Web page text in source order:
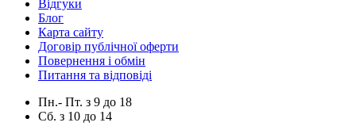
Відгуки
Блог
Карта сайту
Договір публічної оферти
Повернення і обмін
Питання та відповіді
Пн.- Пт. з 9 до 18
Сб. з 10 до 14